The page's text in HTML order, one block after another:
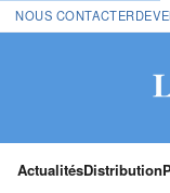
NOUS CONTACTER
ActualitésDistribution